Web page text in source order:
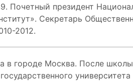
Почетный президент
Секретарь
2012.
в городе Москва. После